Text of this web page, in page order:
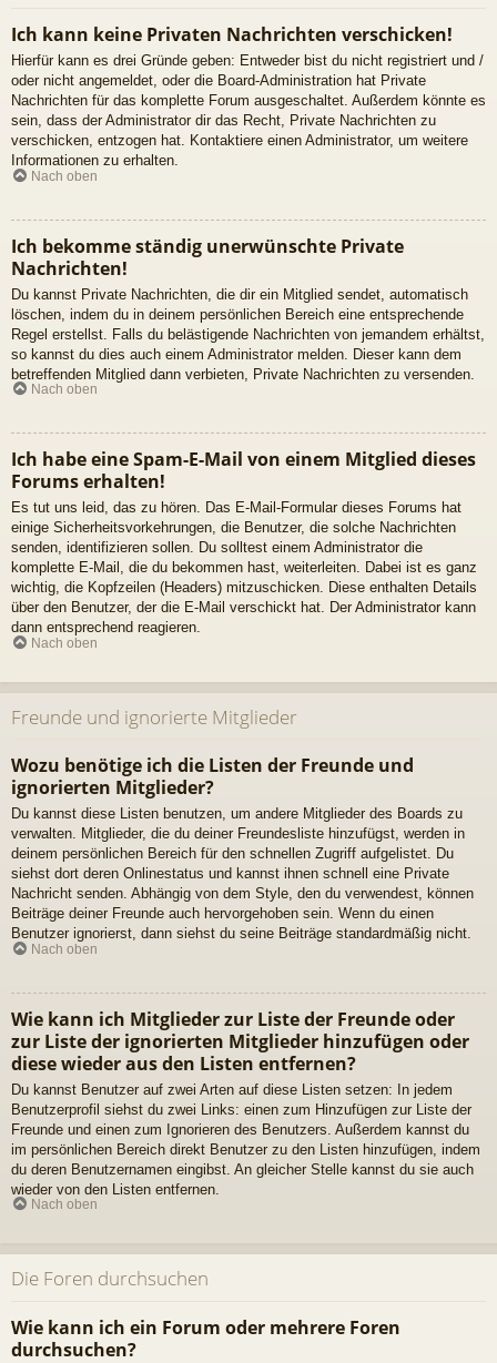
Ich kann keine Privaten Nachrichten verschicken!
Hierfür kann es drei Gründe geben: Entweder bist du nicht registriert und /
oder nicht angemeldet, oder die Board-Administration hat Private
Nachrichten für das komplette Forum ausgeschaltet. Außerdem könnte es
sein, dass der Administrator dir das Recht, Private Nachrichten zu
verschicken, entzogen hat. Kontaktiere einen Administrator, um weitere
Informationen zu erhalten.
Nach oben
Ich bekomme ständig unerwünschte Private
Nachrichten!
Du kannst Private Nachrichten, die dir ein Mitglied sendet, automatisch
löschen, indem du in deinem persönlichen Bereich eine entsprechende
Regel erstellst. Falls du belästigende Nachrichten von jemandem erhältst,
so kannst du dies auch einem Administrator melden. Dieser kann dem
betreffenden Mitglied dann verbieten, Private Nachrichten zu versenden.
Nach oben
Ich habe eine Spam-E-Mail von einem Mitglied dieses
Forums erhalten!
Es tut uns leid, das zu hören. Das E-Mail-Formular dieses Forums hat
einige Sicherheitsvorkehrungen, die Benutzer, die solche Nachrichten
senden, identifizieren sollen. Du solltest einem Administrator die
komplette E-Mail, die du bekommen hast, weiterleiten. Dabei ist es ganz
wichtig, die Kopfzeilen (Headers) mitzuschicken. Diese enthalten Details
über den Benutzer, der die E-Mail verschickt hat. Der Administrator kann
dann entsprechend reagieren.
Nach oben
Freunde und ignorierte Mitglieder
Wozu benötige ich die Listen der Freunde und
ignorierten Mitglieder?
Du kannst diese Listen benutzen, um andere Mitglieder des Boards zu
verwalten. Mitglieder, die du deiner Freundesliste hinzufügst, werden in
deinem persönlichen Bereich für den schnellen Zugriff aufgelistet. Du
siehst dort deren Onlinestatus und kannst ihnen schnell eine Private
Nachricht senden. Abhängig von dem Style, den du verwendest, können
Beiträge deiner Freunde auch hervorgehoben sein. Wenn du einen
Benutzer ignorierst, dann siehst du seine Beiträge standardmäßig nicht.
Nach oben
Wie kann ich Mitglieder zur Liste der Freunde oder
zur Liste der ignorierten Mitglieder hinzufügen oder
diese wieder aus den Listen entfernen?
Du kannst Benutzer auf zwei Arten auf diese Listen setzen: In jedem
Benutzerprofil siehst du zwei Links: einen zum Hinzufügen zur Liste der
Freunde und einen zum Ignorieren des Benutzers. Außerdem kannst du
im persönlichen Bereich direkt Benutzer zu den Listen hinzufügen, indem
du deren Benutzernamen eingibst. An gleicher Stelle kannst du sie auch
wieder von den Listen entfernen.
Nach oben
Die Foren durchsuchen
Wie kann ich ein Forum oder mehrere Foren
durchsuchen?